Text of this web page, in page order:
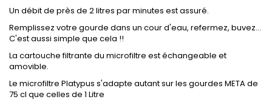
Un débit de près de 2 litres par minutes est assuré.
Remplissez votre gourde dans un cour d'eau, refermez, buvez...
C'est aussi simple que cela !!
La cartouche filtrante du microfiltre est échangeable et
amovible.
Le microfiltre Platypus s'adapte autant sur les gourdes META de
75 cl que celles de 1 Litre